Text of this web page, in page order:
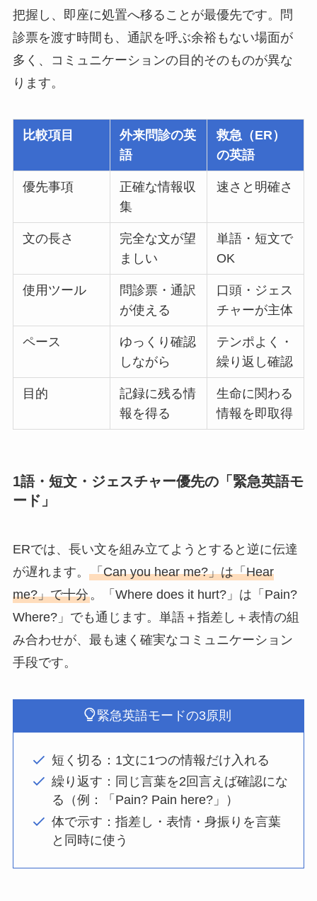
把握し、即座に処置へ移ることが最優先です。問
診票を渡す時間も、通訳を呼ぶ余裕もない場面が
多く、コミュニケーションの目的そのものが異な
ります。
比較項目
外来問診の英
語
救急（ER）
の英語
優先事項
正確な情報収
集
速さと明確さ
文の長さ
完全な文が望
ましい
単語・短文で
OK
使用ツール
問診票・通訳
が使える
口頭・ジェス
チャーが主体
ペース
ゆっくり確認
しながら
テンポよく・
繰り返し確認
目的
記録に残る情
報を得る
生命に関わる
情報を即取得
1語・短文・ジェスチャー優先の「緊急英語モ
ード」
ERでは、長い文を組み立てようとすると逆に伝達
が遅れます。 「Can you hear me?」は「Hear
me?」で十分。「Where does it hurt?」は「Pain?
Where?」でも通じます。単語＋指差し＋表情の組
み合わせが、最も速く確実なコミュニケーション
手段です。
緊急英語モードの3原則
短く切る：1文に1つの情報だけ入れる
繰り返す：同じ言葉を2回言えば確認にな
る（例：「Pain? Pain here?」）
体で示す：指差し・表情・身振りを言葉
と同時に使う